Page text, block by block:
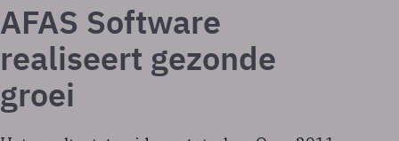
AFAS Software
realiseert gezonde
groei